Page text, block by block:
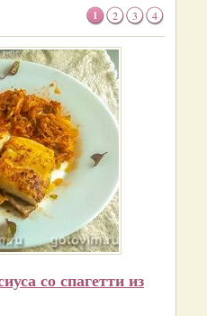
1 2 3 4
со спагетти из